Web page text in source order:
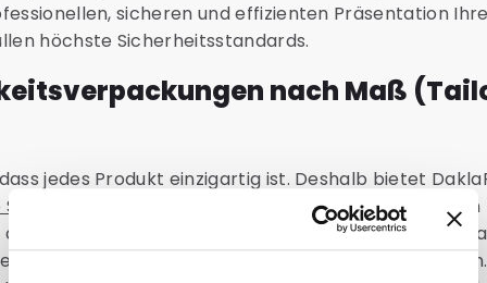
sicheren und effizienten Präsentation
höchste Sicherheitsstandards.
nach Maß
jedes Produkt einzigartig ist. Deshalb bietet
an. Passen Sie Ihre Verpackung vollständig
an: vom individuellen Logo-Druck über spezielle
Materialstärken und Barriere-